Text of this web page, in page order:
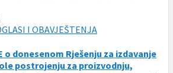
I OBAVJEŠTENJA
o donesenom Rješenju za izdavanje
postrojenju za proizvodnju,